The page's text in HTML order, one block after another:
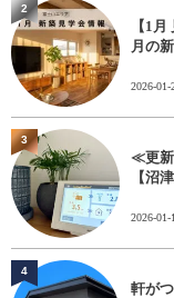
【1
月の
2026-01-
2
≪更新
【沼
2026-01-
3
軒が
4